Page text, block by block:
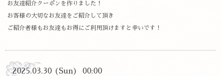
お友達紹介クーポンを作りました！
お客様の大切なお友達をご紹介して頂き
ご紹介者様もお友達もお得にご利用頂けますと幸いです！
2025.03.30 (Sun) 00:00